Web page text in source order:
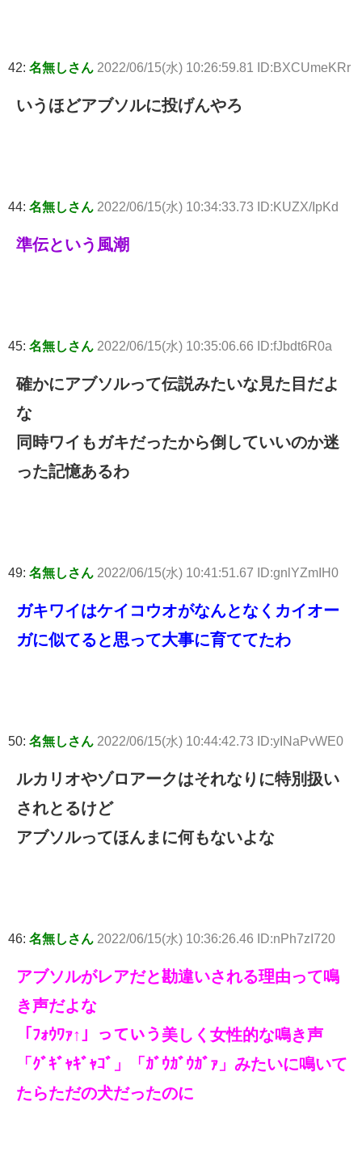
42: 名無しさん 2022/06/15(水) 10:26:59.81 ID:BXCUmeKRr
いうほどアブソルに投げんやろ
44: 名無しさん 2022/06/15(水) 10:34:33.73 ID:KUZX/IpKd
準伝という風潮
45: 名無しさん 2022/06/15(水) 10:35:06.66 ID:fJbdt6R0a
確かにアブソルって伝説みたいな見た目だよ
な
同時ワイもガキだったから倒していいのか迷
った記憶あるわ
49: 名無しさん 2022/06/15(水) 10:41:51.67 ID:gnlYZmIH0
ガキワイはケイコウオがなんとなくカイオー
ガに似てると思って大事に育ててたわ
50: 名無しさん 2022/06/15(水) 10:44:42.73 ID:yINaPvWE0
ルカリオやゾロアークはそれなりに特別扱い
されとるけど
アブソルってほんまに何もないよな
46: 名無しさん 2022/06/15(水) 10:36:26.46 ID:nPh7zI720
アブソルがレアだと勘違いされる理由って鳴
き声だよな
「ﾌｫｳﾜｧ↑」っていう美しく女性的な鳴き声
「ｸﾞｷﾞｬｷﾞｬｺﾞ」「ｶﾞｳｶﾞｳｶﾞｧ」みたいに鳴いて
たらただの犬だったのに